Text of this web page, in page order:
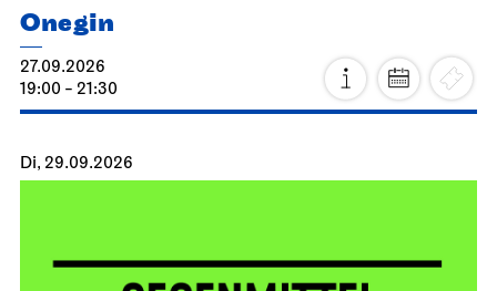
Onegin
27.09.2026
19:00 - 21:30
Di, 29.09.2026